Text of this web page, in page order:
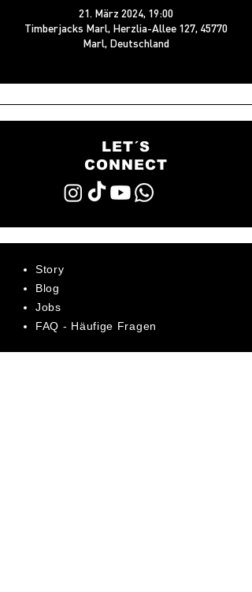
21. März 2024, 19:00
Timberjacks Marl, Herzlia-Allee 127, 45770
Marl, Deutschland
LET´S
CONNECT
Story
Blog
Jobs
FAQ - Häufige Fragen